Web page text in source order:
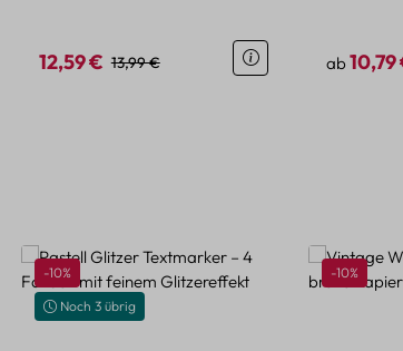
Verkaufspreis:
12,59 € Regulärer Preis:
13,99 € ab10,79
Rabatt
-10%
Noch 3 übrig
Rabatt
-10%